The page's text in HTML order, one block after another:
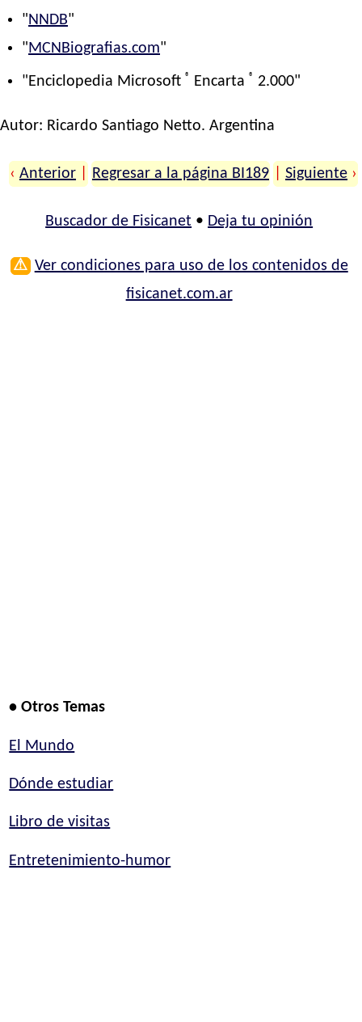
"NNDB"
"MCNBiografias.com"
"Enciclopedia Microsoft ® Encarta ® 2.000"
Autor: Ricardo Santiago Netto. Argentina
‹ Anterior Regresar a la página BI189 Siguiente ›
Buscador de Fisicanet • Deja tu opinión
⚠ Ver condiciones para uso de los contenidos de
fisicanet.com.ar
• Otros Temas
El Mundo
Dónde estudiar
Libro de visitas
Entretenimiento-humor